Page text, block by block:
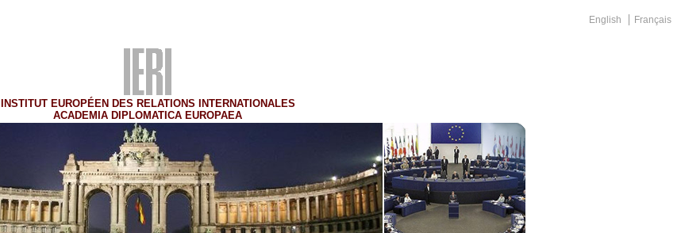
English Français
INSTITUT EUROPÉEN DES RELATIONS INTERNATIONALES
ACADEMIA DIPLOMATICA EUROPAEA